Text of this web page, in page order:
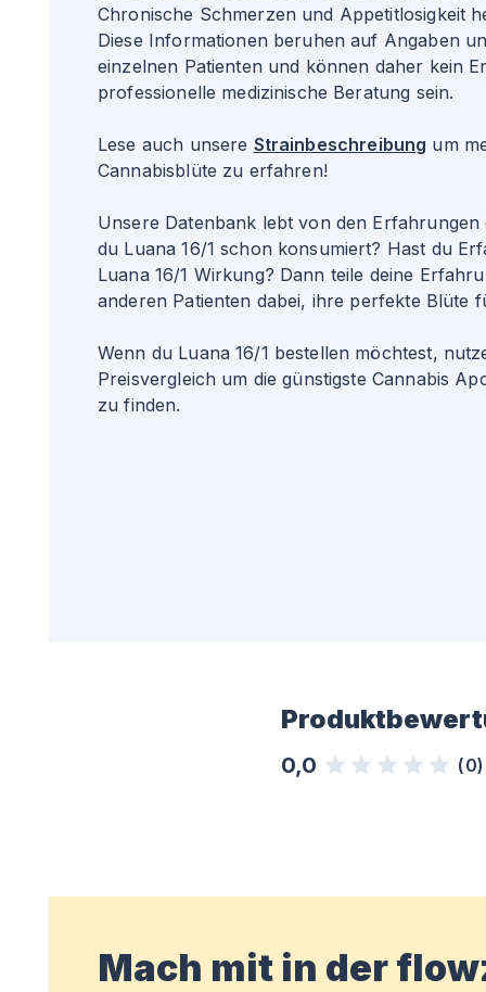
Chronische Schmerzen und Appetitlosigkeit
Diese Informationen beruhen auf Angaben
einzelnen Patienten und können daher kein
professionelle medizinische Beratung sein.
Lese auch unsere Strainbeschreibung um
Cannabisblüte zu erfahren!
Unsere Datenbank lebt von den Erfahrungen
du Luana 16/1 schon konsumiert? Hast du
Luana 16/1 Wirkung? Dann teile deine
anderen Patienten dabei, ihre perfekte Blüte
Wenn du Luana 16/1 bestellen möchtest,
Preisvergleich um die günstigste Cannabis
zu finden.
0,0 (0)
Mach mit in der